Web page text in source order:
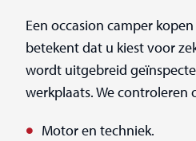
Een occasion camper
betekent dat u kiest voor
wordt uitgebreid
werkplaats. We controleren
Motor en techniek.